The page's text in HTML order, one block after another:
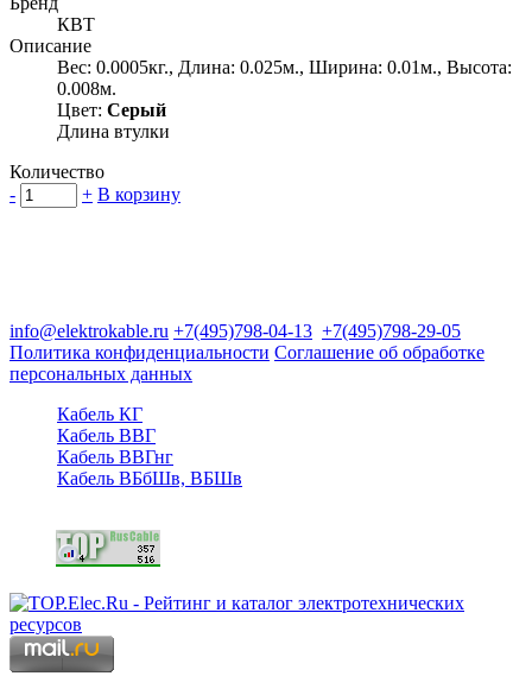
КВТ
Описание
Вес: 0.0005кг., Длина: 0.025м., Ширина: 0.01м., Высота:
0.008м.
Цвет: Серый
Длина втулки
Количество
-
+ В корзину
info@elektrokable.ru +7(495)798-04-13 +7(495)798-29-05
Политика конфиденциальности Соглашение об обработке
персональных данных
Кабель КГ
Кабель ВВГ
Кабель ВВГнг
Кабель ВБбШв, ВБШв